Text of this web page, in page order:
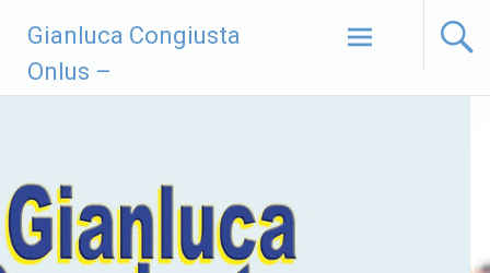
contenuto
Gianluca Congiusta
Onlus –